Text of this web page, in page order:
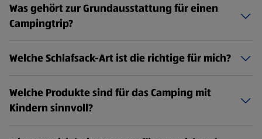
Was gehört zur Grundausstattung für einen
Campingtrip?
Welche Schlafsack-Art ist die richtige für mich?
Welche Produkte sind für das Camping mit
Kindern sinnvoll?